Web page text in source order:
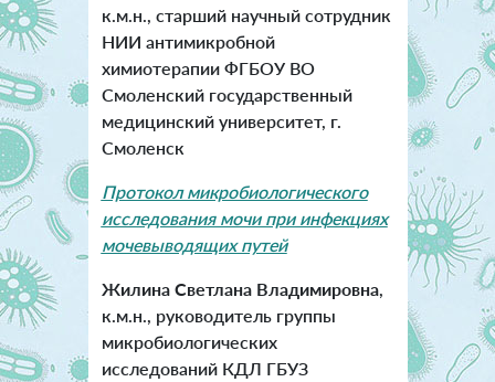
к.м.н., старший научный сотрудник
НИИ антимикробной
химиотерапии ФГБОУ ВО
Смоленский государственный
медицинский университет, г.
Смоленск
Протокол микробиологического
исследования мочи при инфекциях
мочевыводящих путей
Жилина Светлана Владимировна,
к.м.н., руководитель группы
микробиологических
исследований КДЛ ГБУЗ